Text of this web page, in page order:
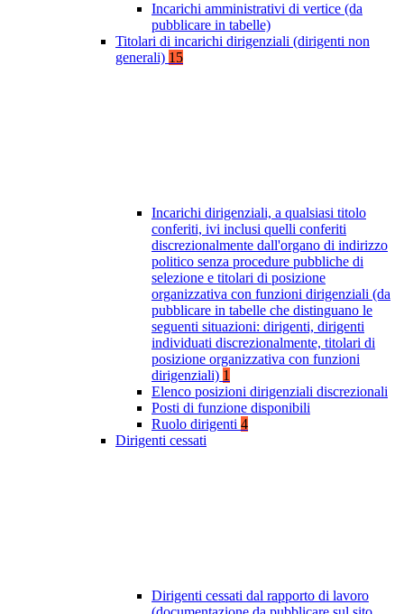
Incarichi amministrativi di vertice (da
pubblicare in tabelle)
Titolari di incarichi dirigenziali (dirigenti non
generali) 15
Incarichi dirigenziali, a qualsiasi titolo
conferiti, ivi inclusi quelli conferiti
discrezionalmente dall'organo di indirizzo
politico senza procedure pubbliche di
selezione e titolari di posizione
organizzativa con funzioni dirigenziali (da
pubblicare in tabelle che distinguano le
seguenti situazioni: dirigenti, dirigenti
individuati discrezionalmente, titolari di
posizione organizzativa con funzioni
dirigenziali) 1
Elenco posizioni dirigenziali discrezionali
Posti di funzione disponibili
Ruolo dirigenti 4
Dirigenti cessati
Dirigenti cessati dal rapporto di lavoro